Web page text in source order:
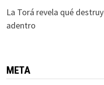
La Torá revela qué
adentro
META